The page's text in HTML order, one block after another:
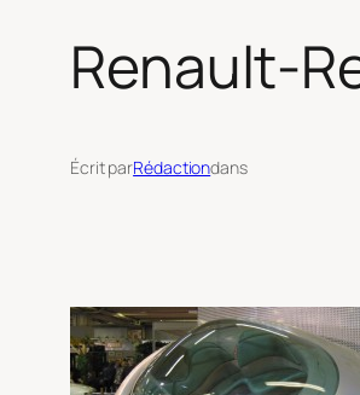
Renault-
Écrit parRédactiondans